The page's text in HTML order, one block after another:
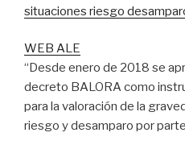
situaciones riesgo
WEB ALE
“Desde enero de 2018 se
decreto BALORA como
para la valoración de la
riesgo y desamparo por